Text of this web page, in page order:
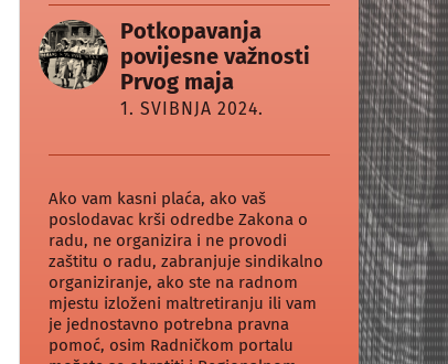
Potkopavanja
povijesne važnosti
Prvog maja
1. SVIBNJA 2024.
Ako vam kasni plaća, ako vaš
poslodavac krši odredbe Zakona o
radu, ne organizira i ne provodi
zaštitu o radu, zabranjuje sindikalno
organiziranje, ako ste na radnom
mjestu izloženi maltretiranju ili vam
je jednostavno potrebna pravna
pomoć, osim Radničkom portalu